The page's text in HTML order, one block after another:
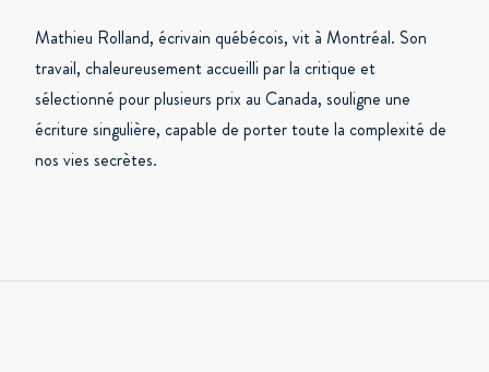
Mathieu Rolland, écrivain québécois, vit à Montréal. Son
travail, chaleureusement accueilli par la critique et
sélectionné pour plusieurs prix au Canada, souligne une
écriture singulière, capable de porter toute la complexité de
nos vies secrètes.